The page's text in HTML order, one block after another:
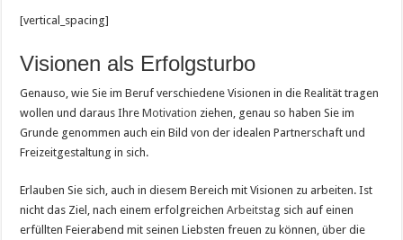
[vertical_spacing]
Visionen als Erfolgsturbo
Genauso, wie Sie im Beruf verschiedene Visionen in die Realität tragen
wollen und daraus IhreMotivation ziehen, genau so haben Sie im
Grunde genommen auch ein Bild von der idealen Partnerschaft und
Freizeitgestaltung in sich.
Erlauben Sie sich, auch in diesem Bereich mit Visionen zu arbeiten. Ist
nicht das Ziel, nach einem erfolgreichenArbeitstag sich auf einen
erfüllten Feierabend mit seinen Liebsten freuen zu können, über die